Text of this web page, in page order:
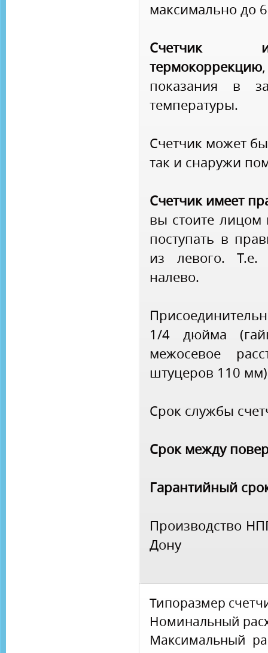
максимально до
Счетчик
термокоррекцию
показания в
температуры.
Счетчик может
так и снаружи
Счетчик имеет
вы стоите лицом
поступать в
из левого. Т.е.
налево.
1/4 дюйма
межосевое
штуцеров 110
Срок службы
Срок между
Гарантийный
Производство
Дону
Типоразмер
Номинальный
Максимальный